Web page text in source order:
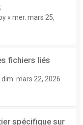
« mer. mars 25,
fichiers liés
dim. mars 22, 2026
spécifique sur